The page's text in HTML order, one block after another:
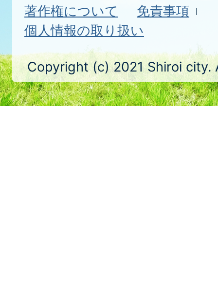
著作権について
免責事項
個人情報の取り扱い
Copyright (c) 2021 Shiroi city.